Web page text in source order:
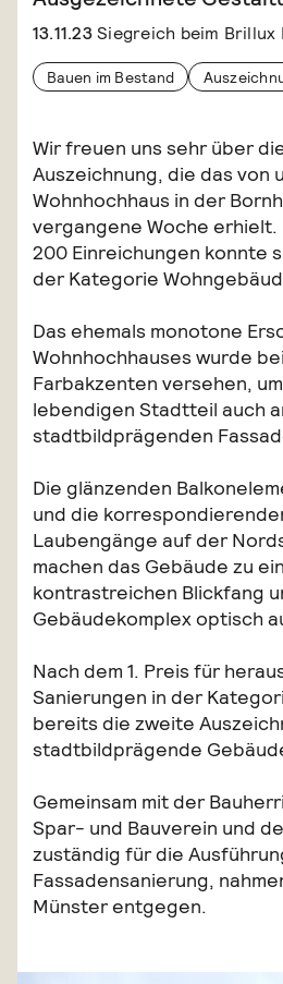
13.11.23Siegreich beim Brillux
Bauen im Bestand
Wir freuen uns sehr über
Auszeichnung, die das von
Wohnhochhaus in der
vergangene Woche
200 Einreichungen konnte
der Kategorie
Das ehemals monotone
Wohnhochhauses wurde
Farbakzenten versehen,
lebendigen Stadtteil auch
stadtbildprägenden
Die glänzenden
und die
Laubengänge auf der
machen das Gebäude zu
kontrastreichen Blickfang
Gebäudekomplex optisch
Nach dem 1. Preis für
Sanierungen in der
bereits die zweite
stadtbildprägende
Gemeinsam mit der
Spar- und Bauverein und
zuständig für die
Fassadensanierung,
Münster entgegen.